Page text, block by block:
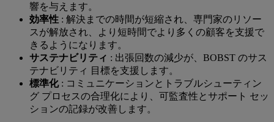
響を与えます。
効率性 : 解決までの時間が短縮され、専門家のリソー
スが解放され、より短時間でより多くの顧客を支援で
きるようになります。
サステナビリティ : 出張回数の減少が、BOBST のサス
テナビリティ 目標を支援します。
標準化: コミュニケーションとトラブルシューティン
グ プロセスの合理化により、可監査性とサポート セッ
ションの記録が改善します。